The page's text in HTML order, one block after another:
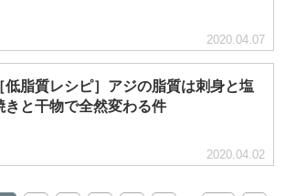
2020.04.07
低脂質レシピ］アジの脂質は刺身と塩
きと干物で全然変わる件
2020.04.02